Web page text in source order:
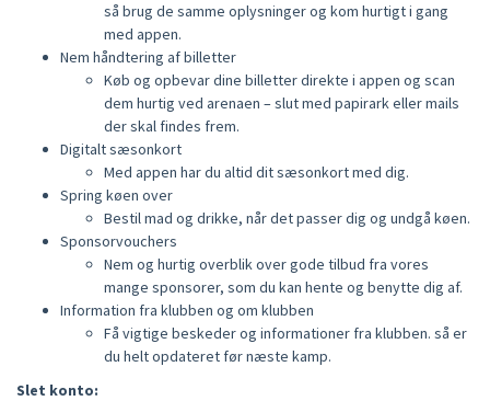
så brug de samme oplysninger og kom hurtigt i gang
med appen.
Nem håndtering af billetter
Køb og opbevar dine billetter direkte i appen og scan
dem hurtig ved arenaen – slut med papirark eller mails
der skal findes frem.
Digitalt sæsonkort
Med appen har du altid dit sæsonkort med dig.
Spring køen over
Bestil mad og drikke, når det passer dig og undgå køen.
Sponsorvouchers
Nem og hurtig overblik over gode tilbud fra vores
mange sponsorer, som du kan hente og benytte dig af.
Information fra klubben og om klubben
Få vigtige beskeder og informationer fra klubben. så er
du helt opdateret før næste kamp.
Slet konto: